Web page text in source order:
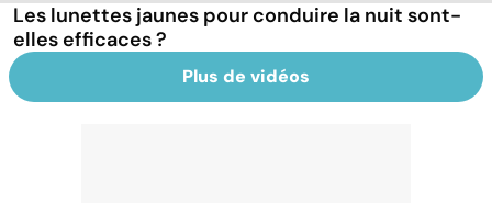
Les lunettes jaunes pour conduire la nuit sont-
elles efficaces ?
Plus de vidéos